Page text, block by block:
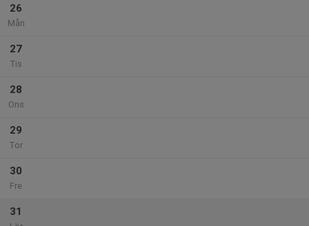
26
Mån
27
Tis
28
Ons
29
Tor
30
Fre
31